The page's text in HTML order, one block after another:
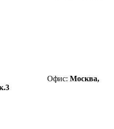
Офис: Москва,